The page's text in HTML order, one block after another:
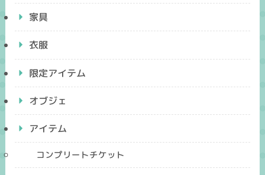
家具
衣服
限定アイテム
オブジェ
アイテム
コンプリートチケット